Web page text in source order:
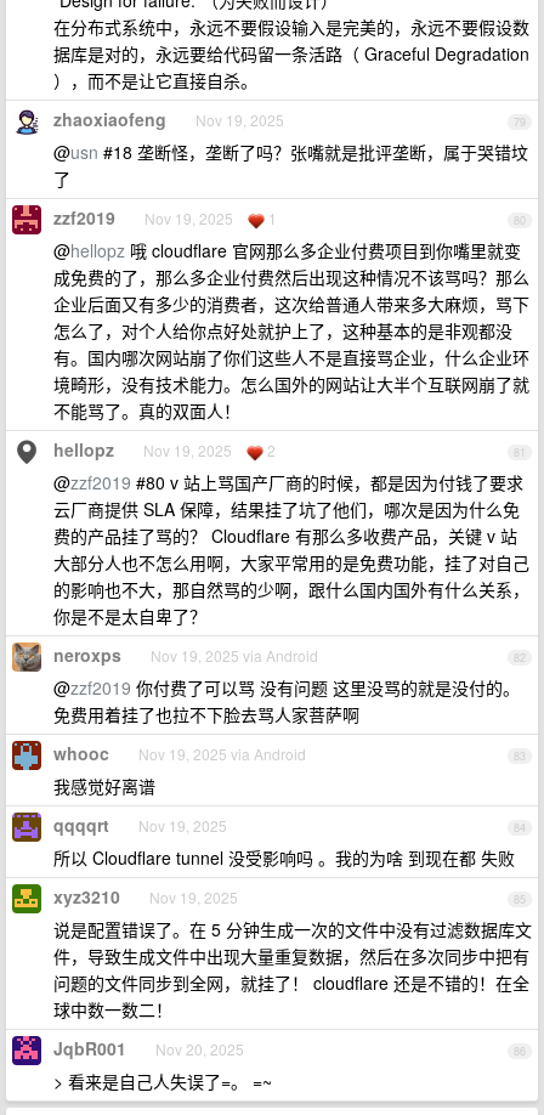
在分布式系统中，永远不要假设输入是完美的，永远不要假设数
据库是对的，永远要给代码留一条活路（ Graceful Degradation
），而不是让它直接自杀。
79
zhaoxiaofeng Nov 19, 2025
@usn #18 垄断怪，垄断了吗？张嘴就是批评垄断，属于哭错坟
了
80
zzf2019 Nov 19, 2025 1
@hellopz 哦 cloudflare 官网那么多企业付费项目到你嘴里就变
成免费的了，那么多企业付费然后出现这种情况不该骂吗？那么
企业后面又有多少的消费者，这次给普通人带来多大麻烦，骂下
怎么了，对个人给你点好处就护上了，这种基本的是非观都没
有。国内哪次网站崩了你们这些人不是直接骂企业，什么企业环
境畸形，没有技术能力。怎么国外的网站让大半个互联网崩了就
不能骂了。真的双面人！
81
hellopz Nov 19, 2025 2
@zzf2019 #80 v 站上骂国产厂商的时候，都是因为付钱了要求
云厂商提供 SLA 保障，结果挂了坑了他们，哪次是因为什么免
费的产品挂了骂的？ Cloudflare 有那么多收费产品，关键 v 站
大部分人也不怎么用啊，大家平常用的是免费功能，挂了对自己
的影响也不大，那自然骂的少啊，跟什么国内国外有什么关系，
你是不是太自卑了？
82
neroxps Nov 19, 2025 via Android
@zzf2019 你付费了可以骂 没有问题 这里没骂的就是没付的。
免费用着挂了也拉不下脸去骂人家菩萨啊
83
whooc Nov 19, 2025 via Android
我感觉好离谱
84
qqqqrt Nov 19, 2025
所以 Cloudflare tunnel 没受影响吗 。我的为啥 到现在都 失败
85
xyz3210 Nov 19, 2025
说是配置错误了。在 5 分钟生成一次的文件中没有过滤数据库文
件，导致生成文件中出现大量重复数据，然后在多次同步中把有
问题的文件同步到全网，就挂了！ cloudflare 还是不错的！在全
球中数一数二！
86
JqbR001 Nov 20, 2025
> 看来是自己人失误了=。 =~